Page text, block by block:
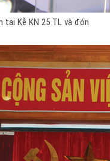
tại Kễ KN 25 TL và đón